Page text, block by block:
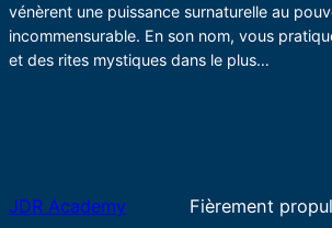
vénèrent une puissance surnaturelle au
incommensurable. En son nom, vous
et des rites mystiques dans le plus…
JDR Academy Fièrement